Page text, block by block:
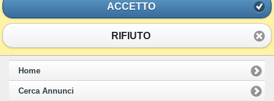
ACCETTO
RIFIUTO
Home
Cerca Annunci